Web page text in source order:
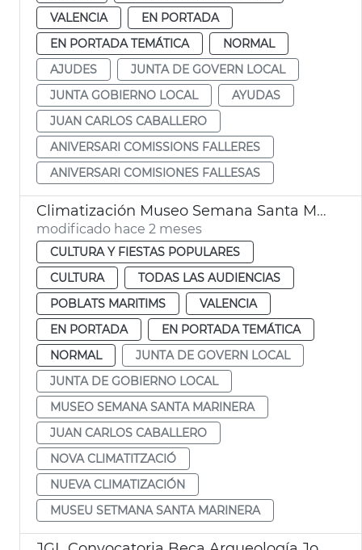
VALENCIA
EN PORTADA
EN PORTADA TEMÁTICA
NORMAL
AJUDES
JUNTA DE GOVERN LOCAL
JUNTA GOBIERNO LOCAL
AYUDAS
JUAN CARLOS CABALLERO
ANIVERSARI COMISSIONS FALLERES
ANIVERSARI COMISIONES FALLESAS
Climatización Museo Semana Santa Marinera València
modificado hace 2 meses
CULTURA Y FIESTAS POPULARES
CULTURA
TODAS LAS AUDIENCIAS
POBLATS MARITIMS
VALENCIA
EN PORTADA
EN PORTADA TEMÁTICA
NORMAL
JUNTA DE GOVERN LOCAL
JUNTA DE GOBIERNO LOCAL
MUSEO SEMANA SANTA MARINERA
JUAN CARLOS CABALLERO
NOVA CLIMATITZACIÓ
NUEVA CLIMATIZACIÓN
MUSEU SETMANA SANTA MARINERA